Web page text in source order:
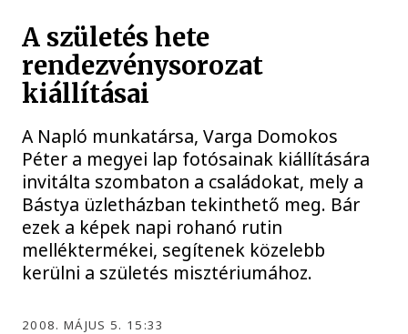
A születés hete
rendezvénysorozat
kiállításai
A Napló munkatársa, Varga Domokos
Péter a megyei lap fotósainak kiállítására
invitálta szombaton a családokat, mely a
Bástya üzletházban tekinthető meg. Bár
ezek a képek napi rohanó rutin
melléktermékei, segítenek közelebb
kerülni a születés misztériumához.
2008. MÁJUS 5. 15:33